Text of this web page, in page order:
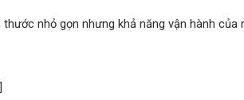
thước nhỏ gọn nhưng khả năng vận hành